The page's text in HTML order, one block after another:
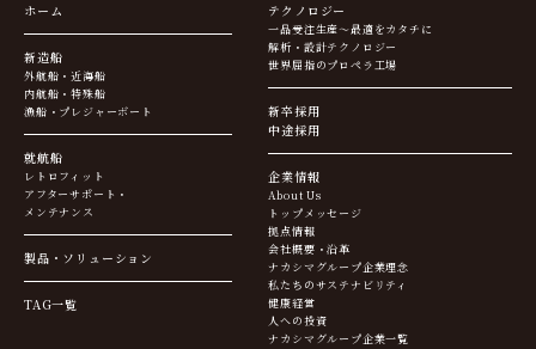
ホーム
新造船
外航船・近海船
内航船・特殊船
漁船・プレジャーボート
就航船
レトロフィット
アフターサポート・
メンテナンス
製品・ソリューション
TAG一覧
テクノロジー
一品受注生産～最適をカタチに
解析・設計テクノロジー
世界屈指のプロペラ工場
新卒採用
中途採用
企業情報
About Us
トップメッセージ
拠点情報
会社概要・沿革
ナカシマグループ企業理念
私たちのサステナビリティ
健康経営
人への投資
ナカシマグループ企業一覧